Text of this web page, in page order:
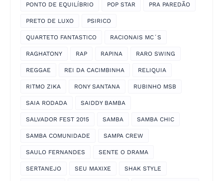
PONTO DE EQUILÍBRIO POP STAR PRA PAREDÃO
PRETO DE LUXO PSIRICO
QUARTETO FANTASTICO RACIONAIS MC´S
RAGHATONY RAP RAPINA RARO SWING
REGGAE REI DA CACIMBINHA RELIQUIA
RITMO ZIKA RONY SANTANA RUBINHO MSB
SAIA RODADA SAIDDY BAMBA
SALVADOR FEST 2015 SAMBA SAMBA CHIC
SAMBA COMUNIDADE SAMPA CREW
SAULO FERNANDES SENTE O DRAMA
SERTANEJO SEU MAXIXE SHAK STYLE